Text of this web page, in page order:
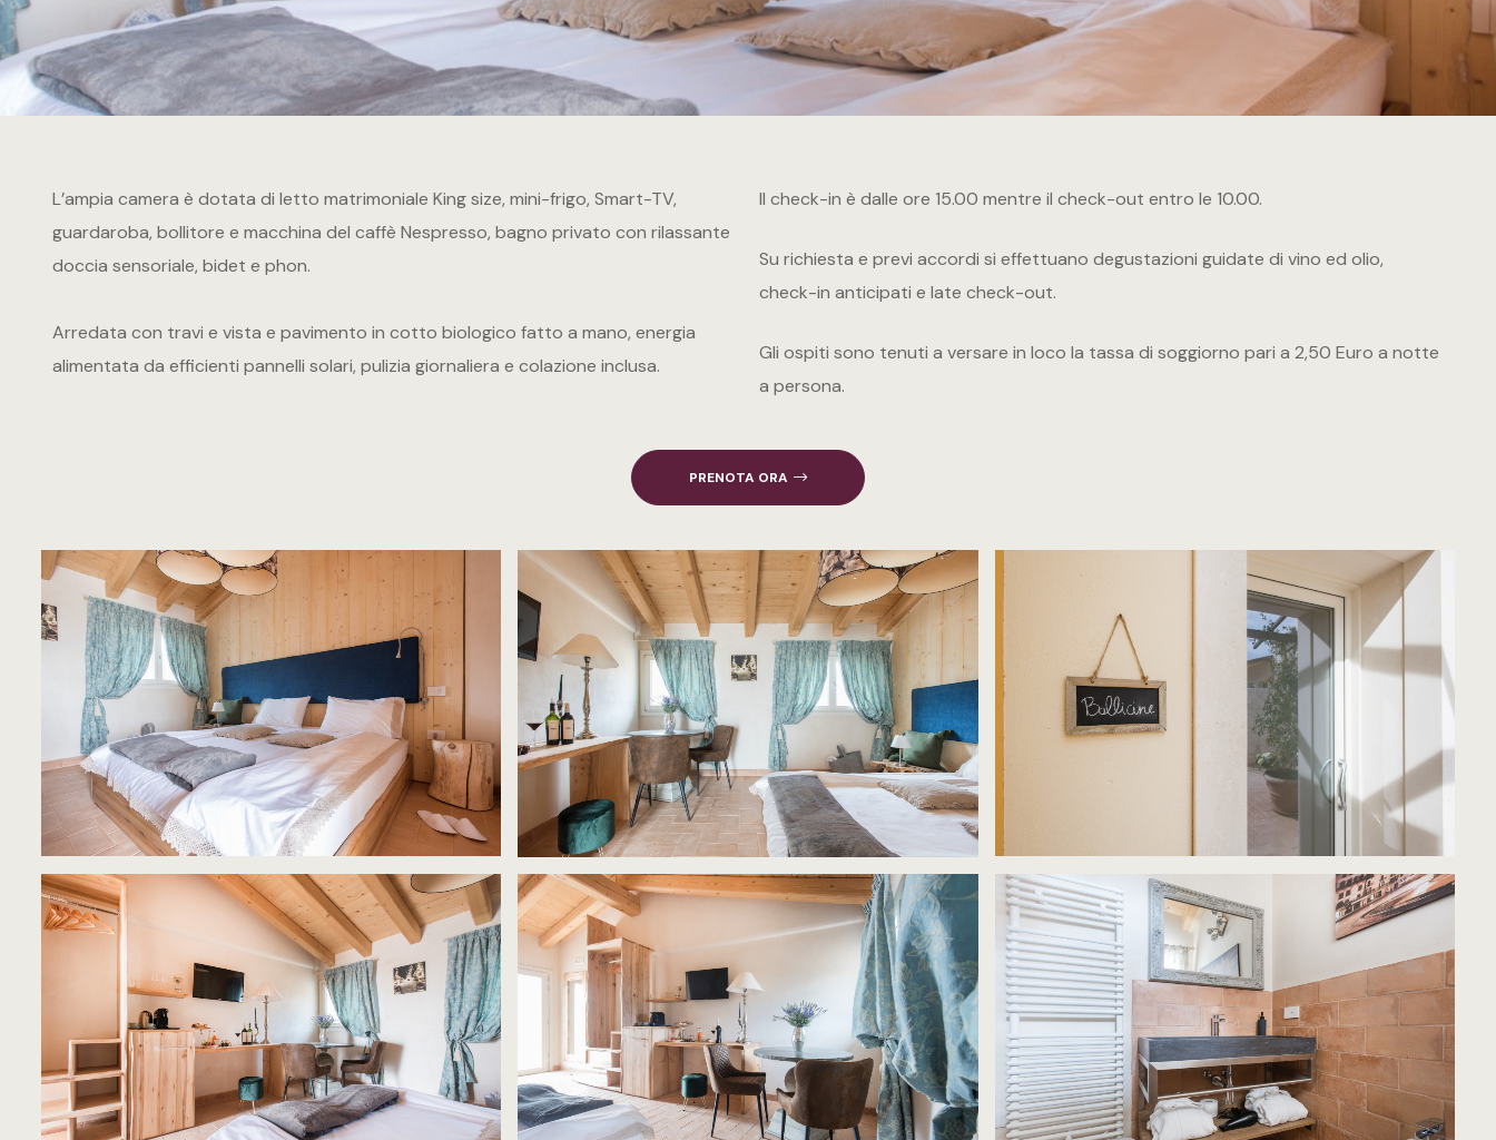
L’ampia camera è dotata di letto matrimoniale King size, mini-frigo, Smart-TV,
guardaroba, bollitore e macchina del caffè Nespresso, bagno privato con rilassante
doccia sensoriale, bidet e phon.
Arredata con travi e vista e pavimento in cotto biologico fatto a mano, energia
alimentata da efficienti pannelli solari, pulizia giornaliera e colazione inclusa.
Il check-in è dalle ore 15.00 mentre il check-out entro le 10.00.
Su richiesta e previ accordi si effettuano degustazioni guidate di vino ed olio,
check-in anticipati e late check-out.
Gli ospiti sono tenuti a versare in loco la tassa di soggiorno pari a 2,50 Euro a notte
a persona.
PRENOTA ORA
Suite Olio
Suite Vino